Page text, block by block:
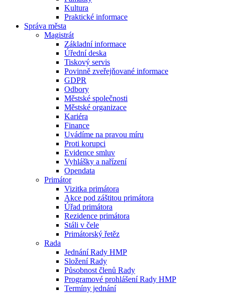
Kultura
Praktické informace
Správa města
Magistrát
Základní informace
Úřední deska
Tiskový servis
Povinně zveřejňované informace
GDPR
Odbory
Městské společnosti
Městské organizace
Kariéra
Finance
Uvádíme na pravou míru
Proti korupci
Evidence smluv
Vyhlášky a nařízení
Opendata
Primátor
Vizitka primátora
Akce pod záštitou primátora
Úřad primátora
Rezidence primátora
Stáli v čele
Primátorský řetěz
Rada
Jednání Rady HMP
Složení Rady
Působnost členů Rady
Programové prohlášení Rady HMP
Termíny jednání